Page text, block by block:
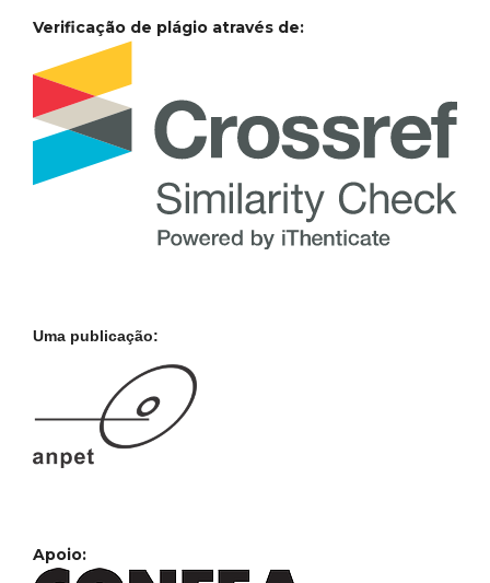
Verificação de plágio através de:
Uma publicação:
Apoio: